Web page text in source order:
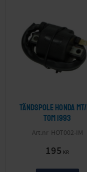
Tändspole Honda MT/
tom 1993
HOT002-IM
195 KR